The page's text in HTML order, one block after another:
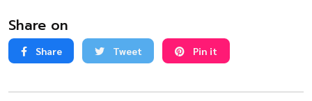
Share on
Share Tweet Pin it